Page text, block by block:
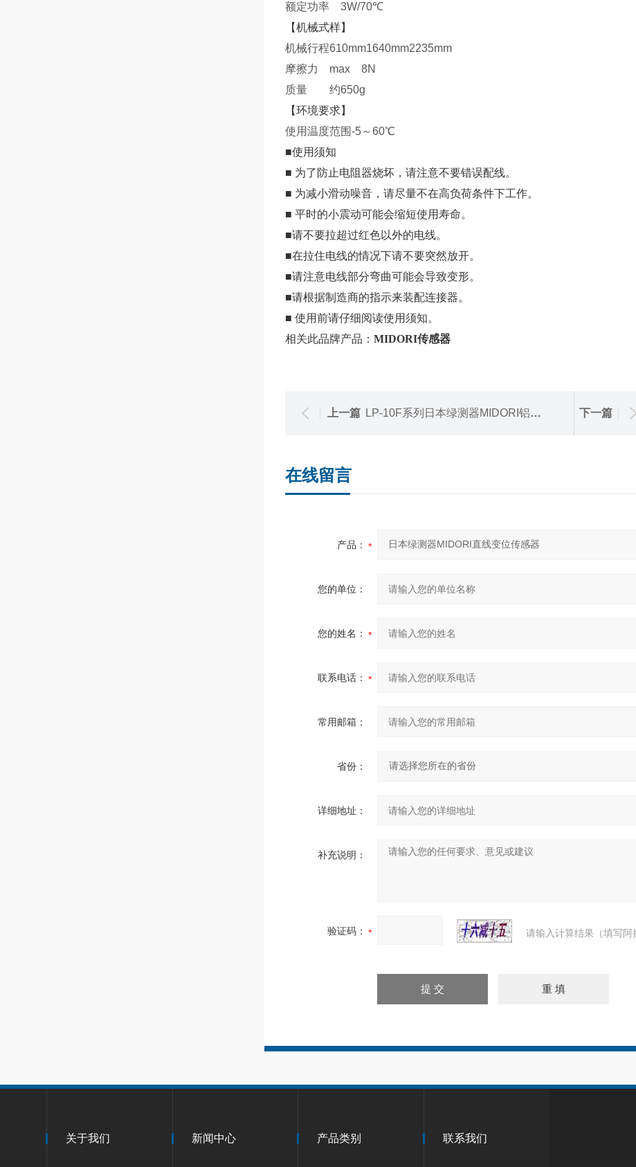
额定功率
3W/70℃
【机械式样】
机械行程610mm1640mm2235mm
摩擦力
max 8N
质量
约650g
【环境要求】
使用温度范围-5～60℃
■使用须知
■ 为了防止电阻器烧坏，请注意不要错误配线。
■ 为减小滑动噪音，请尽量不在高负荷条件下工作。
■ 平时的小震动可能会缩短使用寿命。
■请不要拉超过红色以外的电线。
■在拉住电线的情况下请不要突然放开。
■请注意电线部分弯曲可能会导致变形。
■请根据制造商的指示来装配连接器。
■ 使用前请仔细阅读使用须知。
相关此品牌产品： MIDORI传感器
上一篇 LP-10F系列日本绿测器MIDORI铝合金压铸直线变位传感器 下一篇
在线留言
产品：
您的单位：
您的姓名：
联系电话：
常用邮箱：
省份：
详细地址：
补充说明：
验证码： 请输入计算结果（填写
关于我们 新闻中心 产品类别 联系我们